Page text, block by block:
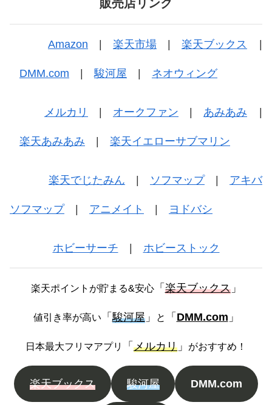
販売店リンク
Amazon | 楽天市場 | 楽天ブックス |
DMM.com | 駿河屋 | ネオウィング
メルカリ | オークファン | あみあみ |
楽天あみあみ | 楽天イエローサブマリン
楽天でじたみん | ソフマップ| アキバ
ソフマップ| アニメイト | ヨドバシ
ホビーサーチ | ホビーストック
楽天ポイントが貯まる&安心「 楽天ブックス」
値引き率が高い 「 駿河屋」 と 「 DMM.com 」
日本最大フリマアプリ 「 メルカリ 」 がおすすめ！
楽天ブックス 駿河屋 DMM.com